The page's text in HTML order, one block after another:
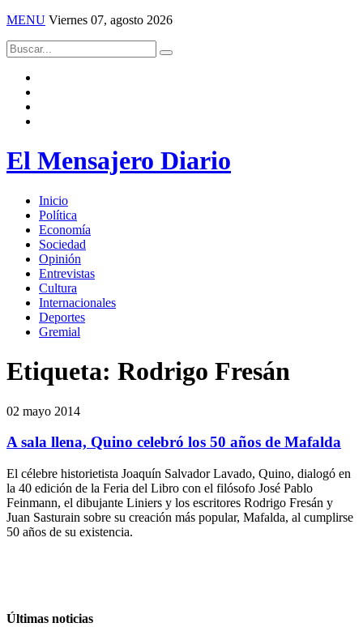
MENU Viernes 07, agosto 2026
El Mensajero Diario
Inicio
Política
Economía
Sociedad
Opinión
Entrevistas
Cultura
Internacionales
Deportes
Gremial
Etiqueta: Rodrigo Fresán
02 mayo 2014
A sala llena, Quino celebró los 50 años de Mafalda
El célebre historietista Joaquín Salvador Lavado, Quino, dialogó en
la 40 edición de la Feria del Libro con el filósofo José Pablo
Feinmann, el dibujante Liniers y los escritores Rodrigo Fresán y
Juan Sasturain sobre su creación más popular, Mafalda, al cumplirse
50 años de su existencia.
Últimas noticias